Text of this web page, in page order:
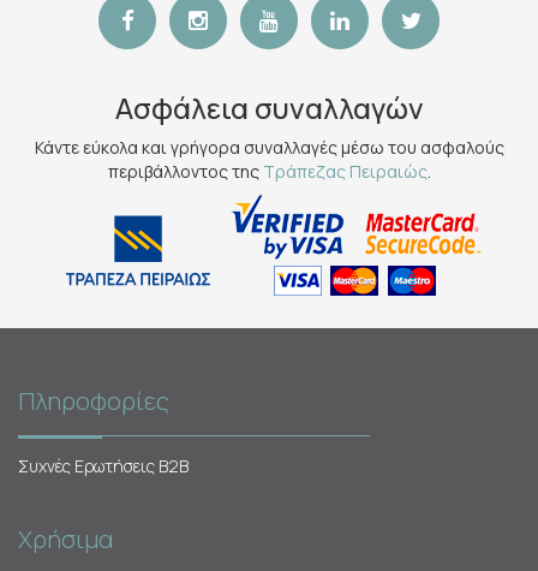
Ασφάλεια συναλλαγών
Κάντε εύκολα και γρήγορα συναλλαγές μέσω του ασφαλούς
περιβάλλοντος της Τράπεζας Πειραιώς.
Πληροφορίες
Συχνές Ερωτήσεις Β2Β
Χρήσιμα